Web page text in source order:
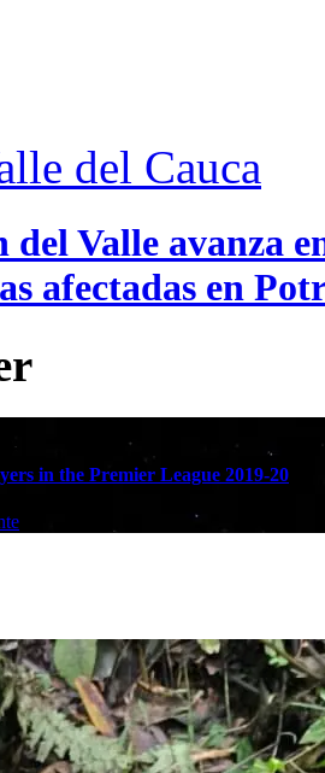
del Cauca
del Valle avanza
afectadas en
in the Premier League 2019-20